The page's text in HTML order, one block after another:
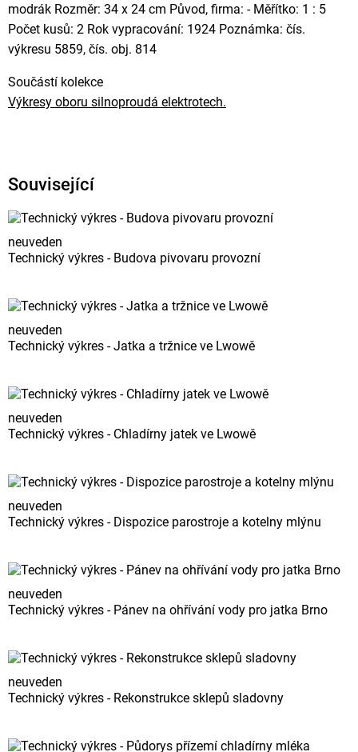
modrák Rozměr: 34 x 24 cm Původ, firma: - Měřítko: 1 : 5
Počet kusů: 2 Rok vypracování: 1924 Poznámka: čís.
výkresu 5859, čís. obj. 814
Součástí kolekce
Výkresy oboru silnoproudá elektrotech.
Související
neuveden
Technický výkres - Budova pivovaru provozní
neuveden
Technický výkres - Jatka a tržnice ve Lwowě
neuveden
Technický výkres - Chladírny jatek ve Lwowě
neuveden
Technický výkres - Dispozice parostroje a kotelny mlýnu
neuveden
Technický výkres - Pánev na ohřívání vody pro jatka Brno
neuveden
Technický výkres - Rekonstrukce sklepů sladovny